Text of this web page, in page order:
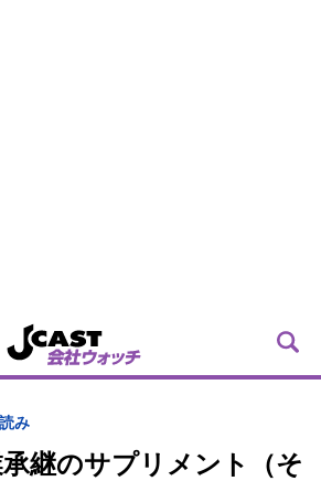
み
承継のサプリメント（そ